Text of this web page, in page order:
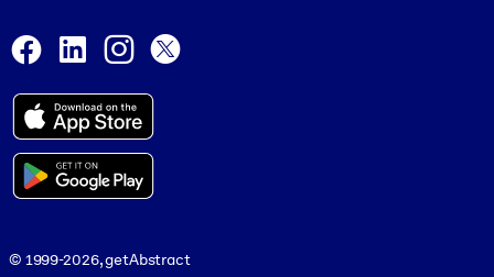
Facebook
LinkedInInstagram
© 1999-2026, getAbstract